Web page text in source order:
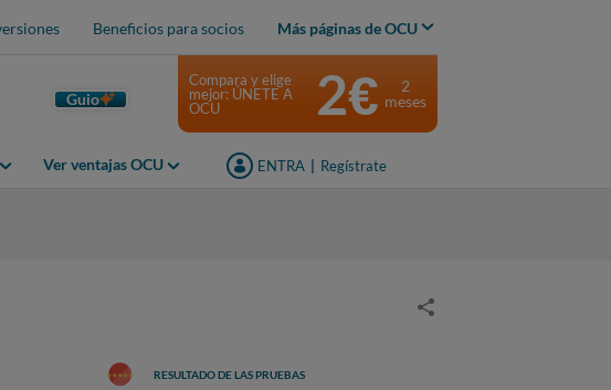
Beneficios para socios Más páginas de OCU
Guio
Ver ventajas OCU ENTRA Regístrate
Compara y elige
mejor: ÚNETE A
OCU
2€
2
meses
RESULTADO DE LAS PRUEBAS